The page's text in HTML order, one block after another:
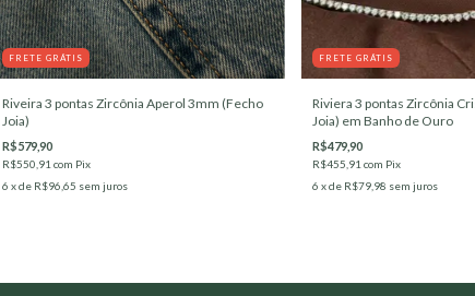
FRETE GRÁTIS
Riveira 3 pontas Zircônia Aperol 3mm (Fecho
Joia)
R$579,90
R$550,91 com Pix
6 x de R$96,65 sem juros
FRETE GRÁTIS
Riviera 3 pontas Zircônia
Joia) em Banho de Ouro
R$479,90
R$455,91 com Pix
6 x de R$79,98 sem juros